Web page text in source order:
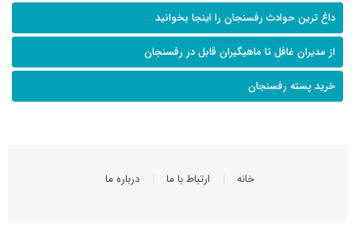
داغ ترین حوادث رفسنجان را اینجا بخوانید
از مدیران غافل تا ماهیگیران قابل در رفسنجان
خرید پسته رفسنجان
خانه ارتباط با ما درباره ما